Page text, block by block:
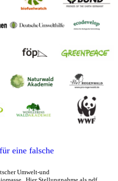
eine falsche
Umwelt-und